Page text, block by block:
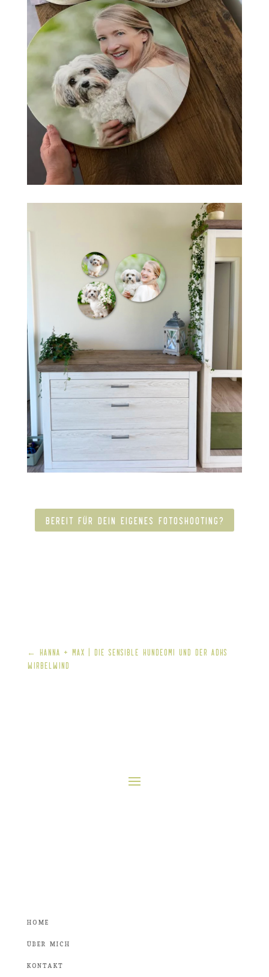
BEREIT FÜR DEIN EIGENES FOTOSHOOTING?
← Hanna + Max | die Sensible Hundeomi und der ADHS
Wirbelwind
Home
Über mich
Kontakt